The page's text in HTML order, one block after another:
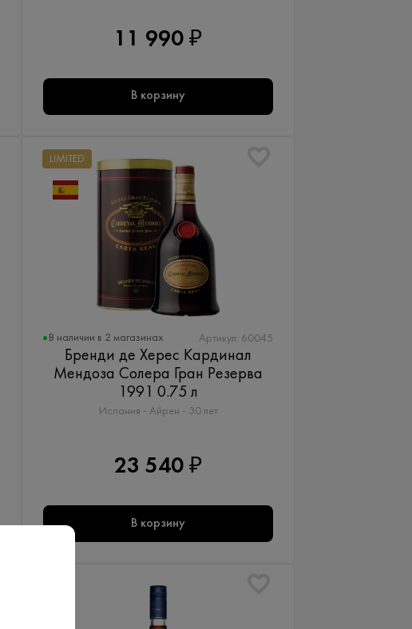
11 990 ₽
В корзину
LIMITED
В наличии в 2 магазинах Артикул: 60045
Бренди де Херес Кардинал
Мендоза Солера Гран Резерва
1991 0.75 л
Испания - Айрен - 30 лет
23 540 ₽
В корзину